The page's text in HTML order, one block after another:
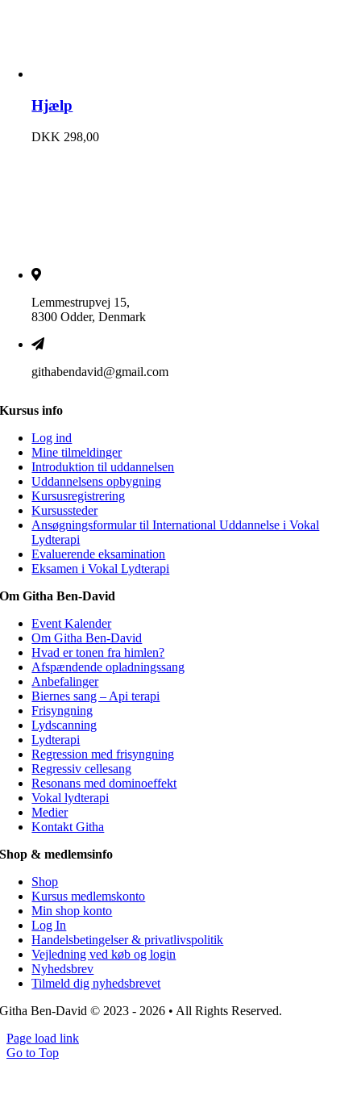
Hjælp
DKK 298,00
Lemmestrupvej 15,
8300 Odder, Denmark
githabendavid@gmail.com
Kursus info
Log ind
Mine tilmeldinger
Introduktion til uddannelsen
Uddannelsens opbygning
Kursusregistrering
Kursussteder
Ansøgningsformular til International Uddannelse i Vokal
Lydterapi
Evaluerende eksamination
Eksamen i Vokal Lydterapi
Om Githa Ben-David
Event Kalender
Om Githa Ben-David
Hvad er tonen fra himlen?
Afspændende opladningssang
Anbefalinger
Biernes sang – Api terapi
Frisyngning
Lydscanning
Lydterapi
Regression med frisyngning
Regressiv cellesang
Resonans med dominoeffekt
Vokal lydterapi
Medier
Kontakt Githa
Shop & medlemsinfo
Shop
Kursus medlemskonto
Min shop konto
Log In
Handelsbetingelser & privatlivspolitik
Vejledning ved køb og login
Nyhedsbrev
Tilmeld dig nyhedsbrevet
Githa Ben-David © 2023 - 2026 • All Rights Reserved.
Page load link
Go to Top